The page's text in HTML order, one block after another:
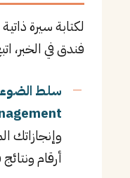
لكتابة سيرة
فندق في الخبر،
وإنجازاتك
أرقام